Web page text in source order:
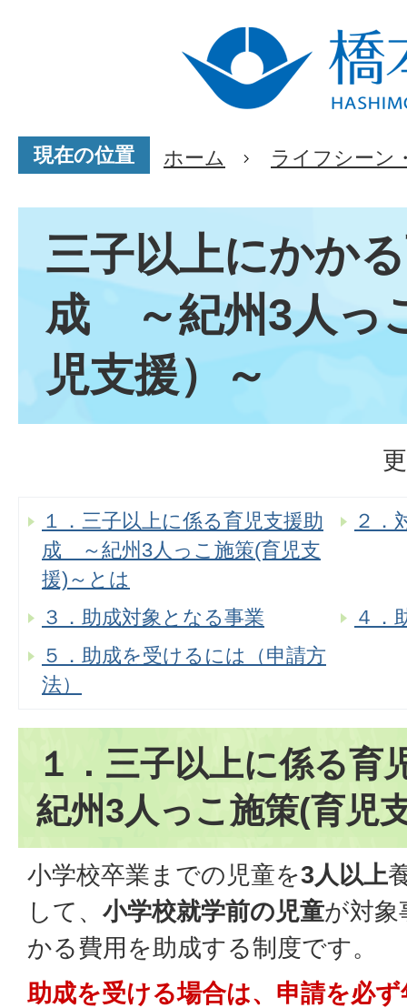
現在の位置 ホーム ライフシーン
三子以上にかか
成 ～紀州3人っ
児支援）～
１．三子以上に係る育児支援助
成 ～紀州3人っこ施策(育児支
援)～とは
２．
３．助成対象となる事業
４．
５．助成を受けるには（申請方
法）
１．三子以上に係る
紀州3人っこ施策(育児
小学校卒業までの児童を3人以上
して、 小学校就学前の児童が対象
かる費用を助成する制度です。
助成を受ける場合は、申請を必